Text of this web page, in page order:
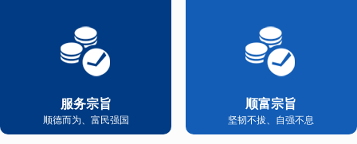
服务宗旨
顺德而为、富民强国
顺富宗旨
坚韧不拔、自强不息